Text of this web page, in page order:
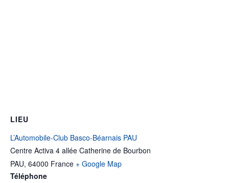
LIEU
L’Automobile-Club Basco-Béarnais PAU
Centre Activa 4 allée Catherine de Bourbon
PAU, 64000 France + Google Map
Téléphone